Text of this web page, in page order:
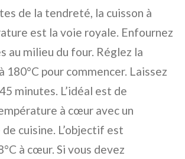
de la tendreté, la cuisson à
est la voie royale. Enfournez
au milieu du four. Réglez la
180°C pour commencer. Laissez
minutes. L’idéal est de
à cœur avec un
cuisine. L’objectif est
à cœur. Si vous devez